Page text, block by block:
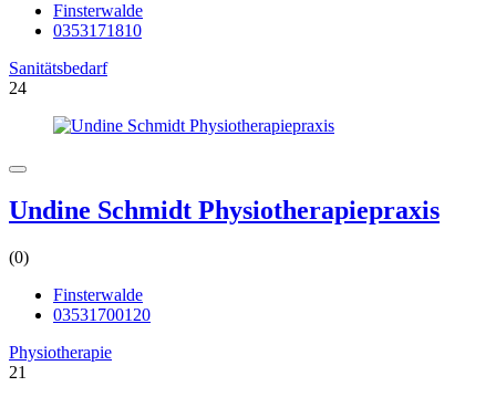
Finsterwalde
0353171810
Sanitätsbedarf
24
Undine Schmidt Physiotherapiepraxis
(0)
Finsterwalde
03531700120
Physiotherapie
21